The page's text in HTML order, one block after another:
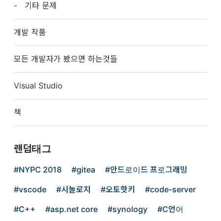
기타 문제
개발 작품
모든 개발자가 봤으면 하는것들
Visual Studio
책
랜덤태그
NYPC 2018 gitea
안드로이드 프로그래밍
vscode
시놀로지 오토핫키
code-server
C++
asp.net core synology
C언어